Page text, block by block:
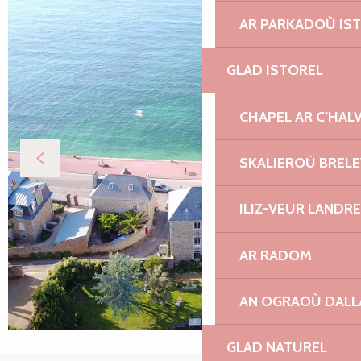
AR PARKADOÙ
GLAD ISTOREL
CHAPEL AR
SKALIEROÙ
ILIZ-VEUR
AR RADOM
AN OGRAOÙ
GLAD NATUREL